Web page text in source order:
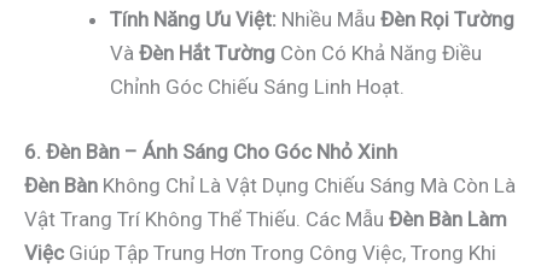
Tính Năng Ưu Việt: Nhiều Mẫu Đèn Rọi Tường
Và Đèn Hắt Tường Còn Có Khả Năng Điều
Chỉnh Góc Chiếu Sáng Linh Hoạt.
6. Đèn Bàn – Ánh Sáng Cho Góc Nhỏ Xinh
Đèn Bàn Không Chỉ Là Vật Dụng Chiếu Sáng Mà Còn Là
Vật Trang Trí Không Thể Thiếu. Các Mẫu Đèn Bàn Làm
Việc Giúp Tập Trung Hơn Trong Công Việc, Trong Khi